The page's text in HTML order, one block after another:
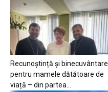
Recunoștință și binecuvântare
pentru mamele dătătoare de
viață – din partea...